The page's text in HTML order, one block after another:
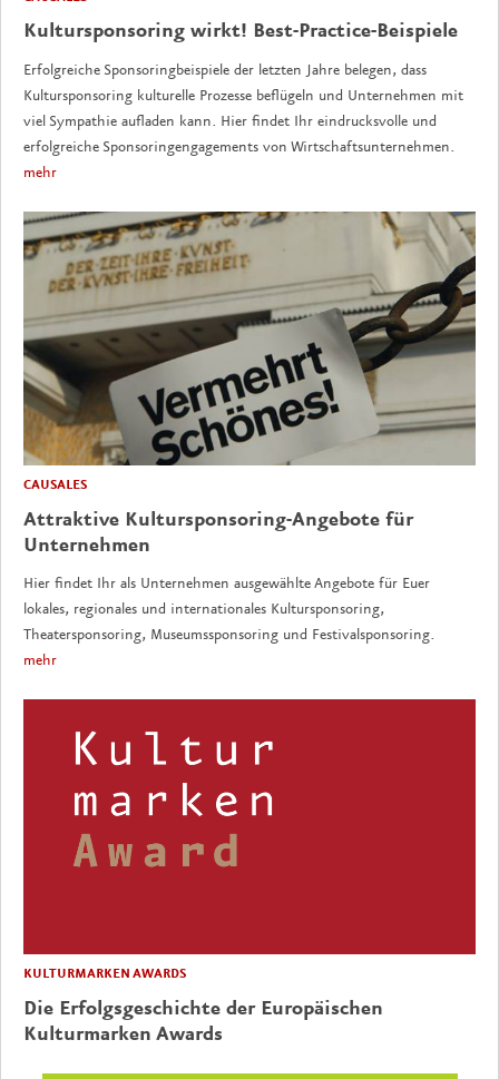
Kultursponsoring wirkt! Best-Practice-Beispiele
Erfolgreiche Sponsoringbeispiele der letzten Jahre belegen, dass
Kultursponsoring kulturelle Prozesse beflügeln und Unternehmen mit
viel Sympathie aufladen kann. Hier findet Ihr eindrucksvolle und
erfolgreiche Sponsoringengagements von Wirtschaftsunternehmen.
mehr
CAUSALES
Attraktive Kultursponsoring-Angebote für
Unternehmen
Hier findet Ihr als Unternehmen ausgewählte Angebote für Euer
lokales, regionales und internationales Kultursponsoring,
Theatersponsoring, Museumssponsoring und Festivalsponsoring.
mehr
KULTURMARKEN AWARDS
Die Erfolgsgeschichte der Europäischen
Kulturmarken Awards